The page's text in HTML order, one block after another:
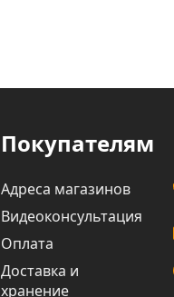
Покупателям
Адреса магазинов
Видеоконсультация
Оплата
Доставка и
хранение